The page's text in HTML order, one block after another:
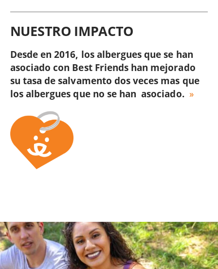
NUESTRO IMPACTO
Desde en 2016, los albergues que se han
asociado con Best Friends han mejorado
su tasa de salvamento dos veces mas que
los albergues que no se han asociado.
Image